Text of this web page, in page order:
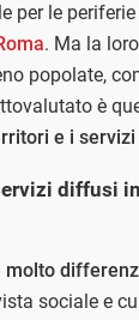
per le
. Ma la
popolate,
è
e i
diffusi
molto
sociale e